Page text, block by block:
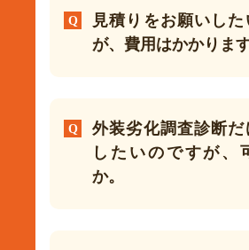
見積りをお願いし
が、費用はかかります
外装劣化調査診断だ
したいのですが、
か。